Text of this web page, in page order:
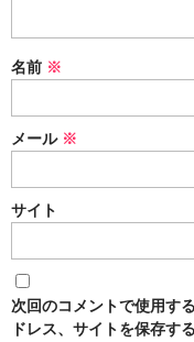
名前 ※
メール ※
サイト
次回のコメントで使用す
ドレス、サイトを保存する